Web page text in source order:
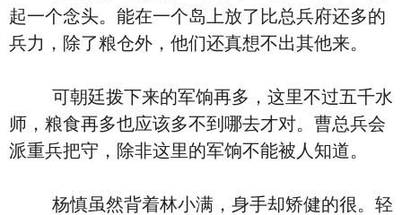
起一个念头。能在一个岛上放了比总兵府还多的
兵力，除了粮仓外，他们还真想不出其他来。
可朝廷拨下来的军饷再多，这里不过五千水
师，粮食再多也应该多不到哪去才对。曹总兵会
派重兵把守，除非这里的军饷不能被人知道。
杨慎虽然背着林小满，身手却矫健的很。轻